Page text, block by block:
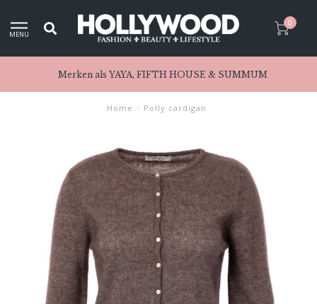
MENU
0
Merken als YAYA, FIFTH HOUSE & SUMMUM
Home / Polly cardigan